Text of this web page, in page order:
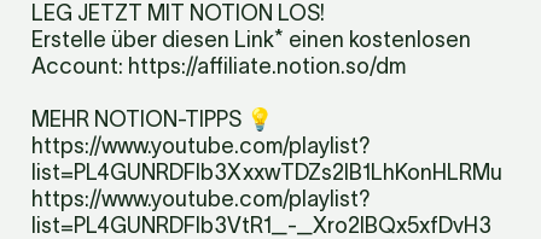
LEG JETZT MIT NOTION LOS!
Erstelle über diesen Link* einen kostenlosen
Account: https://affiliate.notion.so/dm
MEHR NOTION-TIPPS 💡
https://www.youtube.com/playlist?
list=PL4GUNRDFlb3XxxwTDZs2IB1LhKonHLRMu
https://www.youtube.com/playlist?
list=PL4GUNRDFlb3VtR1_-_Xro2lBQx5xfDvH3